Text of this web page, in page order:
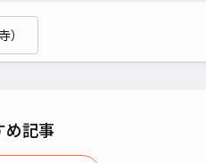
め記事